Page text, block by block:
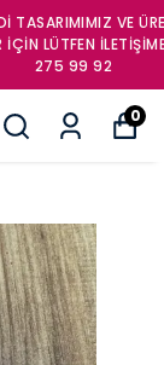
0212
0